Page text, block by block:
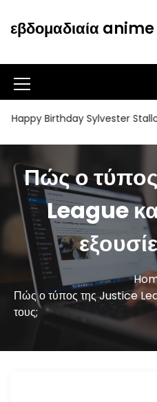
t
c
t
εβδομαδιαία anime
M
e
n
u
I
c
o
n
Sylvester Stallone
Πώς ο
League
Πώς ο τύπος της Justice
τους;